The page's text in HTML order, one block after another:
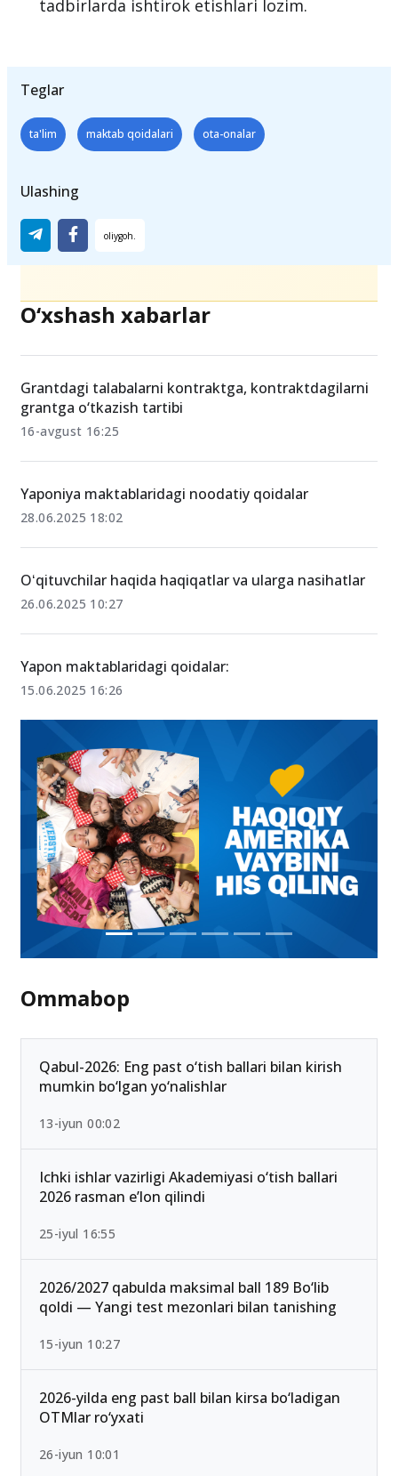
tadbirlarda ishtirok etishlari lozim.
Teglar
ta'lim maktab qoidalari ota-onalar
Ulashing
O‘xshash xabarlar
Grantdagi talabalarni kontraktga, kontraktdagilarni
grantga o‘tkazish tartibi
16-avgust 16:25
Yaponiya maktablaridagi noodatiy qoidalar
28.06.2025 18:02
Oʻqituvchilar haqida haqiqatlar va ularga nasihatlar
26.06.2025 10:27
Yapon maktablaridagi qoidalar:
15.06.2025 16:26
Ommabop
Qabul-2026: Eng past o‘tish ballari bilan kirish
mumkin bo‘lgan yo‘nalishlar
13-iyun 00:02
Ichki ishlar vazirligi Akademiyasi o‘tish ballari
2026 rasman e’lon qilindi
25-iyul 16:55
2026/2027 qabulda maksimal ball 189 Bo‘lib
qoldi — Yangi test mezonlari bilan tanishing
15-iyun 10:27
2026-yilda eng past ball bilan kirsa bo‘ladigan
OTMlar ro‘yxati
26-iyun 10:01